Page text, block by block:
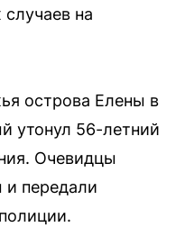
на
острова Елены в
утонул 56-летний
Очевидцы
и передали